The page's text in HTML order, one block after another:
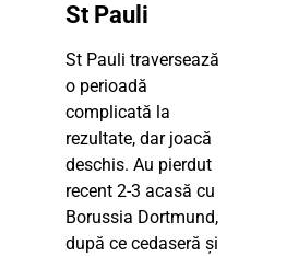
St Pauli
St Pauli traversează
o perioadă
complicată la
rezultate, dar joacă
deschis. Au pierdut
recent 2-3 acasă cu
Borussia Dortmund,
după ce cedaseră și